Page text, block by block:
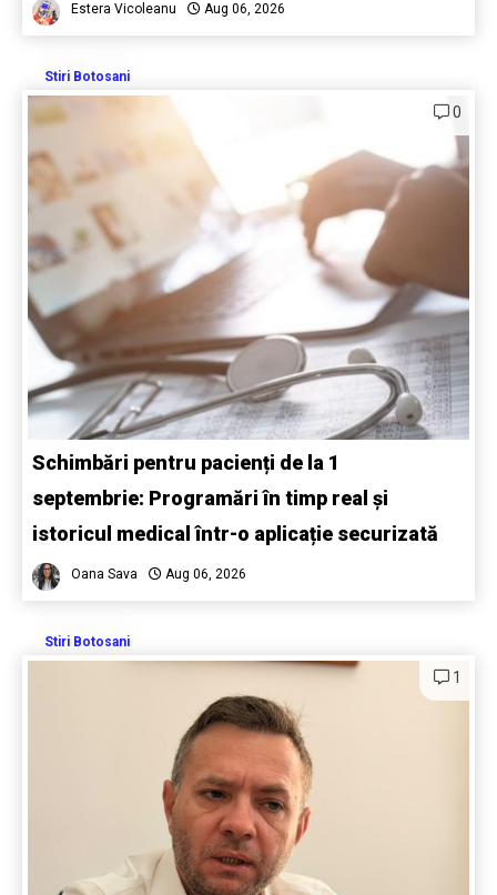
Estera Vicoleanu Aug 06, 2026
Stiri Botosani
0
Schimbări pentru pacienți de la 1
septembrie: Programări în timp real și
istoricul medical într-o aplicație securizată
Oana Sava Aug 06, 2026
Stiri Botosani
1